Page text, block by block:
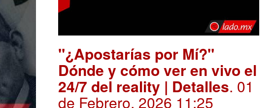
"¿Apostarías por Mí?"
Dónde y cómo ver en vivo el
24/7 del reality | Detalles. 01
de Febrero, 2026 11:25